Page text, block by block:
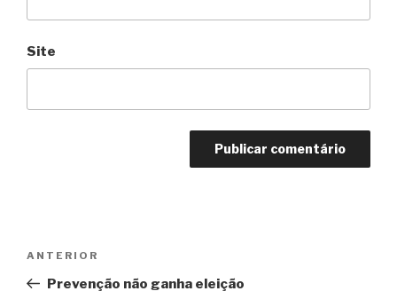
Site
Post
Anterior
ANTERIOR
Prevenção não ganha eleição